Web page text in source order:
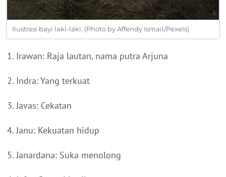
Ilustrasi bayi laki-laki. (Photo by Affendy Ismail/Pexels)
1. Irawan: Raja lautan, nama putra Arjuna
2. Indra: Yang terkuat
3. Javas: Cekatan
4. Janu: Kekuatan hidup
5. Janardana: Suka menolong